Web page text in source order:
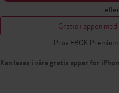
eller
Gratis i appen
Prøv EBOK
Kan leses i våre gratis apper for